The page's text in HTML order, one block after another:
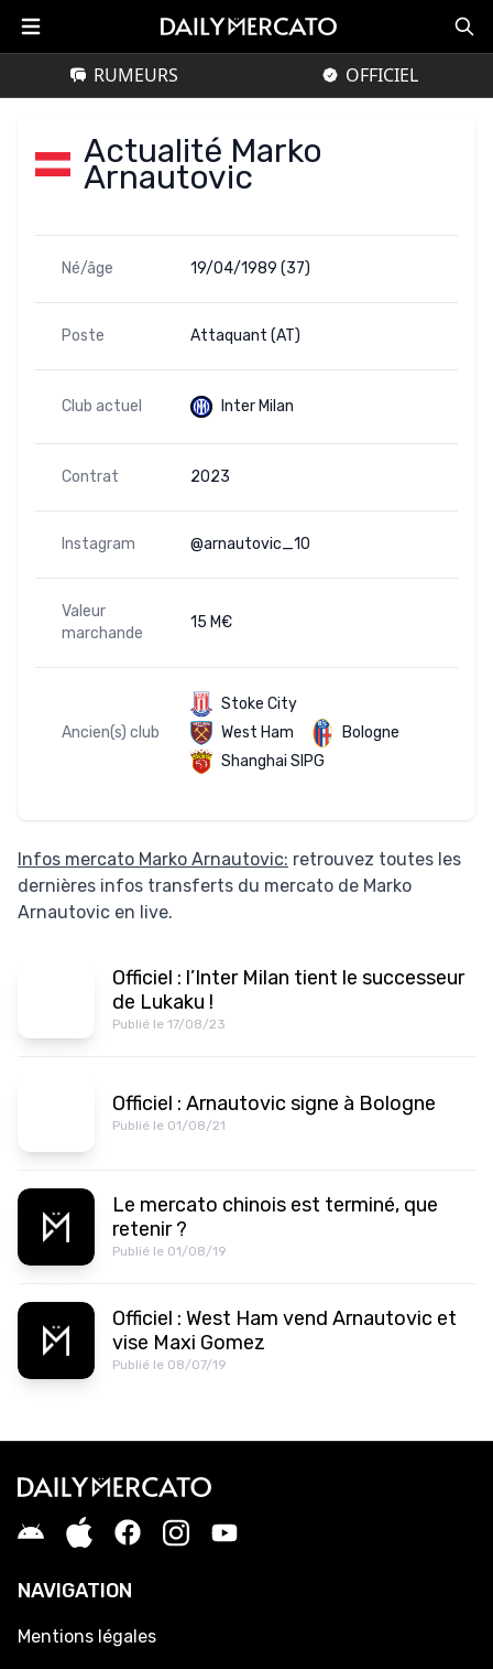
RUMEURS OFFICIEL
Actualité Marko
Arnautovic
Né/âge 19/04/1989 (37)
Poste Attaquant (AT)
Club actuel Inter Milan
Contrat 2023
Instagram @arnautovic_10
Valeur
marchande
15 M€
Ancien(s) club
Stoke City
West Ham
Bologne
Shanghai SIPG
Infos mercato Marko Arnautovic: retrouvez toutes les
dernières infos transferts du mercato de Marko
Arnautovic en live.
Officiel : l’Inter Milan tient le successeur
de Lukaku !
Publié le 17/08/23
Officiel : Arnautovic signe à Bologne
Publié le 01/08/21
Le mercato chinois est terminé, que
retenir ?
Publié le 01/08/19
Officiel : West Ham vend Arnautovic et
vise Maxi Gomez
Publié le 08/07/19
NAVIGATION
Mentions légales